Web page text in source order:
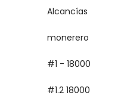
Alcancías
monerero
#1 - 18000
#1.2 18000